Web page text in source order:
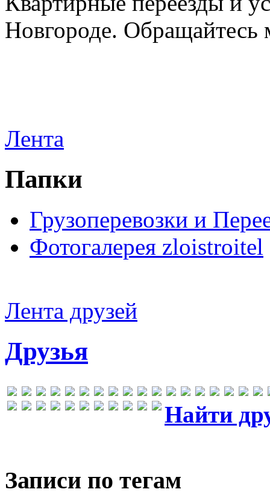
Новгороде.
Лента
Папки
Грузоперевозки и
Фотогалерея zloistroitel
Лента друзей
Друзья
Найти
Записи по тегам